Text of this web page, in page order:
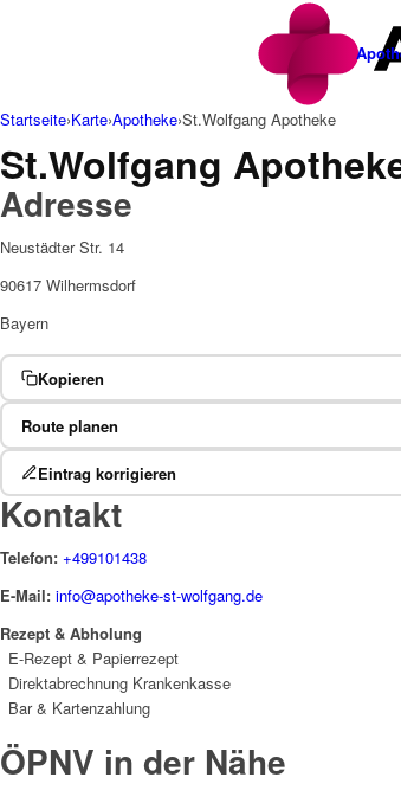
Startseite›Karte›Apotheke›St.Wolfgang Apotheke
St.Wolfgang
Adresse
Neustädter Str. 14
90617 Wilhermsdorf
Bayern
Kopieren
Route planen
Eintrag korrigieren
Kontakt
Telefon: +499101438
E-Mail: info@apotheke-st-wolfgang.de
Rezept & Abholung
E-Rezept & Papierrezept
Direktabrechnung Krankenkasse
Bar & Kartenzahlung
ÖPNV in der Nähe